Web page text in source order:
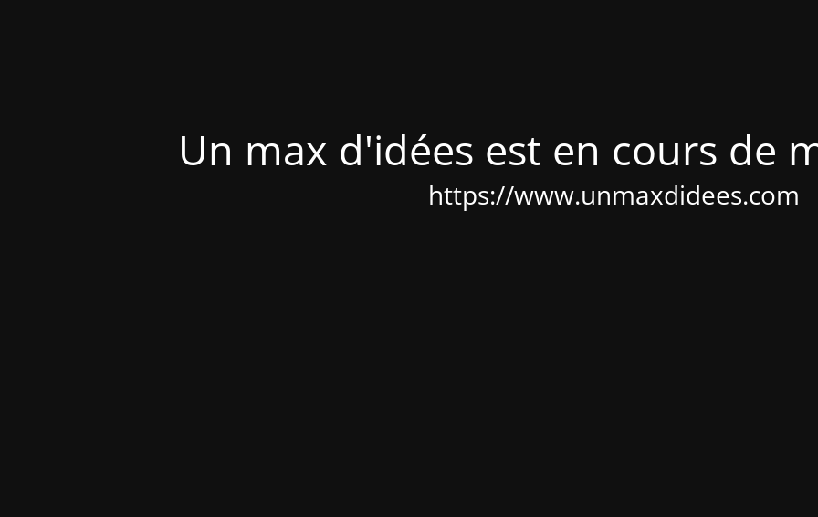
Un max d'idées est en cours de
https://www.unmaxdidees.com